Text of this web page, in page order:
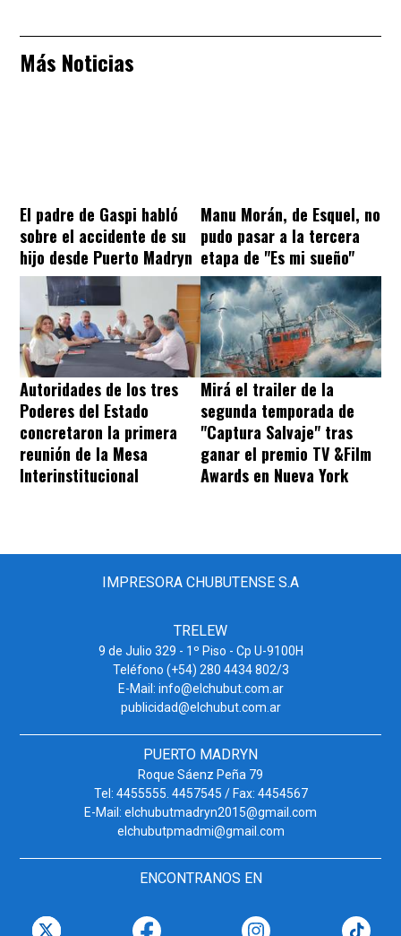
Más Noticias
El padre de Gaspi habló
sobre el accidente de su
hijo desde Puerto Madryn
Manu Morán, de Esquel, no
pudo pasar a la tercera
etapa de "Es mi sueño"
Autoridades de los tres
Poderes del Estado
concretaron la primera
reunión de la Mesa
Interinstitucional
Mirá el trailer de la
segunda temporada de
"Captura Salvaje" tras
ganar el premio TV &Film
Awards en Nueva York
IMPRESORA CHUBUTENSE S.A
TRELEW
9 de Julio 329 - 1º Piso - Cp U-9100H
Teléfono (+54) 280 4434 802/3
E-Mail: info@elchubut.com.ar
publicidad@elchubut.com.ar
PUERTO MADRYN
Roque Sáenz Peña 79
Tel: 4455555. 4457545 / Fax: 4454567
E-Mail: elchubutmadryn2015@gmail.com
elchubutpmadmi@gmail.com
ENCONTRANOS EN